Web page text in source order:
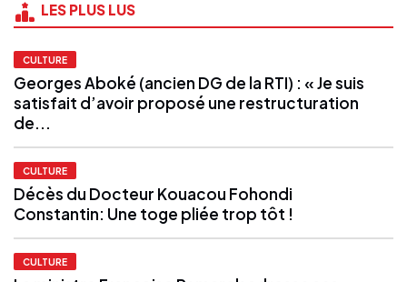
LES PLUS LUS
CULTURE
Georges Aboké (ancien DG de la RTI) : « Je suis
satisfait d’avoir proposé une restructuration
de...
CULTURE
Décès du Docteur Kouacou Fohondi
Constantin: Une toge pliée trop tôt !
CULTURE